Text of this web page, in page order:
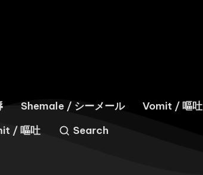
Shemale / シーメール
Vomit / 嘔吐
/ 嘔吐 Search